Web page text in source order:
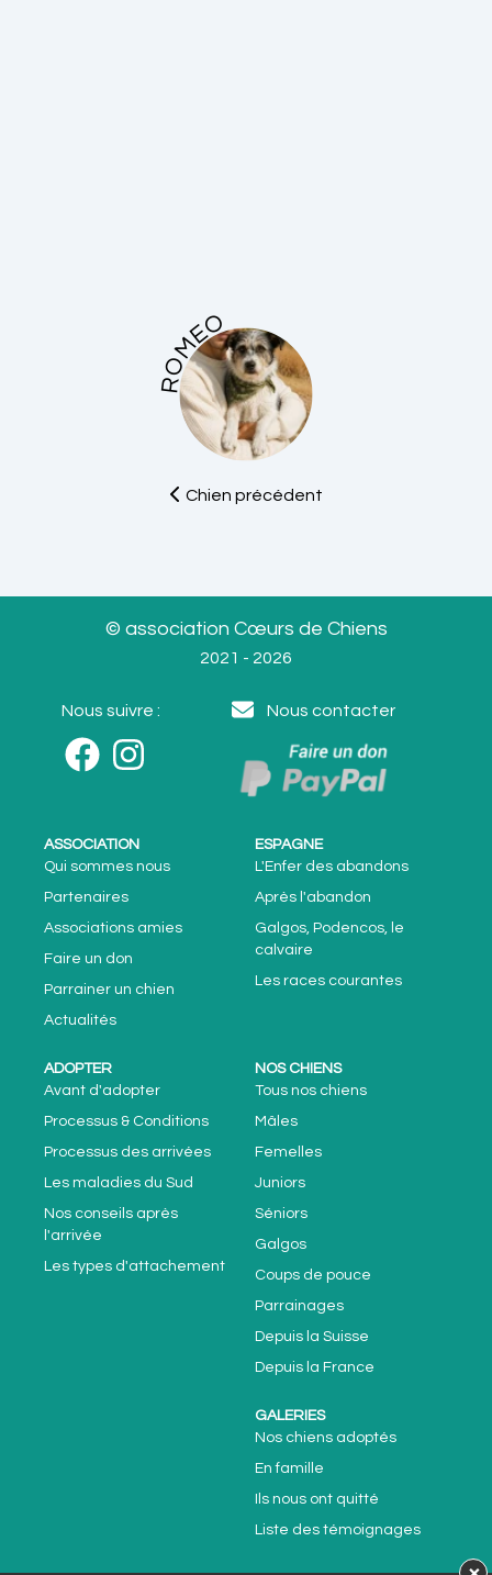
ROMEO
Chien précédent
© association Cœurs de Chiens
2021 - 2026
Nous suivre : Nous contacter
ASSOCIATION
Qui sommes nous
Partenaires
Associations amies
Faire un don
Parrainer un chien
Actualités
ESPAGNE
L'Enfer des abandons
Après l'abandon
Galgos, Podencos, le
calvaire
Les races courantes
ADOPTER
Avant d'adopter
Processus & Conditions
Processus des arrivées
Les maladies du Sud
Nos conseils après
l'arrivée
Les types d'attachement
NOS CHIENS
Tous nos chiens
Mâles
Femelles
Juniors
Séniors
Galgos
Coups de pouce
Parrainages
Depuis la Suisse
Depuis la France
GALERIES
Nos chiens adoptés
En famille
Ils nous ont quitté
Liste des témoignages